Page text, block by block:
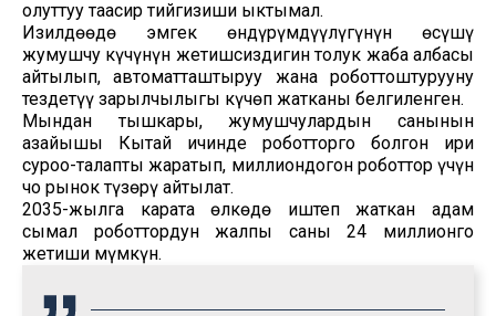
олуттуу таасир тийгизиши ыктымал.
Изилдөөдө эмгек өндүрүмдүүлүгүнүн өсүшү
жумушчу күчүнүн жетишсиздигин толук жаба албасы
айтылып, автоматташтыруу жана роботтоштурууну
тездетүү зарылчылыгы күчөп жатканы белгиленген.
Мындан тышкары, жумушчулардын санынын
азайышы Кытай ичинде роботторго болгон ири
суроо-талапты жаратып, миллиондогон роботтор үчүн
чоң рынок түзөрү айтылат.
2035-жылга карата өлкөдө иштеп жаткан адам
сымал роботтордун жалпы саны 24 миллионго
жетиши мүмкүн.